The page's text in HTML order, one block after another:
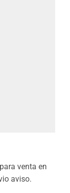
venta en
aviso.